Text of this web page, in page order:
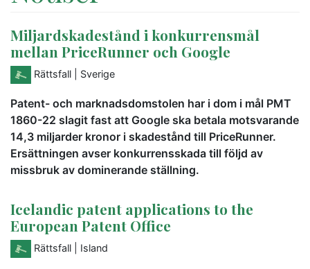
Miljardskadestånd i konkurrensmål
mellan PriceRunner och Google
Rättsfall | Sverige
Patent- och marknadsdomstolen har i dom i mål PMT
1860-22 slagit fast att Google ska betala motsvarande
14,3 miljarder kronor i skadestånd till PriceRunner.
Ersättningen avser konkurrensskada till följd av
missbruk av dominerande ställning.
Icelandic patent applications to the
European Patent Office
Rättsfall | Island